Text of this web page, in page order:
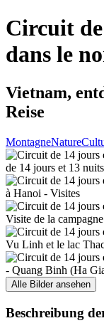
Circuit
dans le
Vietnam,
Reise
MontagneNature
Alle Bilder ansehen
Beschreibung